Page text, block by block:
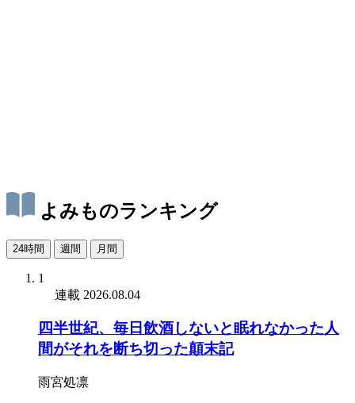
よみものランキング
24時間 週間 月間
1
連載 2026.08.04
四半世紀、毎日飲酒しないと眠れなかった人
間がそれを断ち切った顛末記
雨宮処凛